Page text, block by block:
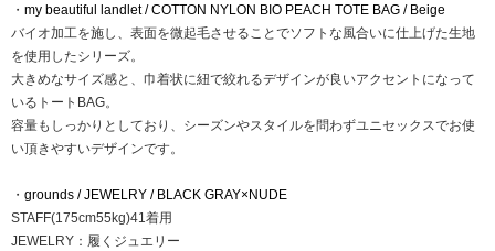
・ my beautiful landlet / COTTON NYLON BIO PEACH TOTE BAG / Beige
バイオ加工を施し、表面を微起毛させることでソフトな風合いに仕上げた生地
を使用したシリーズ。
大きめなサイズ感と、巾着状に紐で絞れるデザインが良いアクセントになって
いるトートBAG。
容量もしっかりとしており、シーズンやスタイルを問わずユニセックスでお使
い頂きやすいデザインです。
・ grounds / JEWELRY / BLACK GRAY×NUDE
STAFF(175cm55kg)41着用
JEWELRY：履くジュエリー